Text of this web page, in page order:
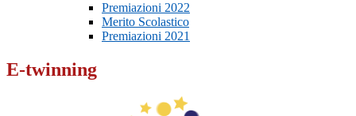
Premiazioni 2022
Merito Scolastico
Premiazioni 2021
E-twinning